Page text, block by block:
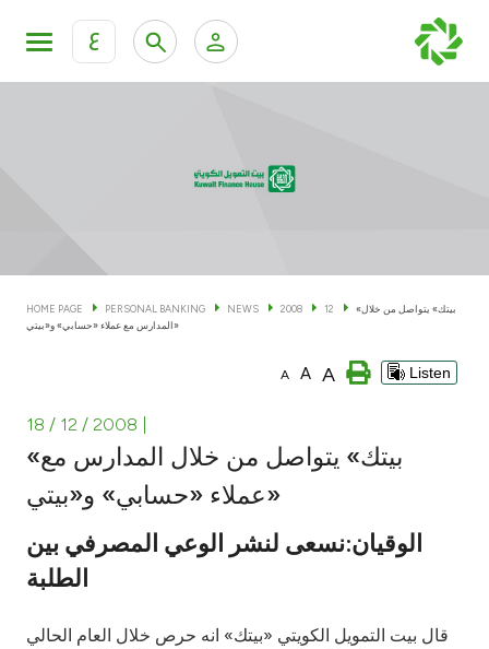
ع
KFH Online Corporate Banking Services
Cards
Banking Tiers
Investment
Tools & Services
HOME PAGE PERSONAL BANKING NEWS 2008 12
«بيتك» يتواصل من خلال
المدارس مع عملاء «حسابي» و«بيتي»
A A A Listen
18 / 12 / 2008
«بيتك» يتواصل من خلال المدارس مع
عملاء «حسابي» و«بيتي»
الوقيان:نسعى لنشر الوعي المصرفي بين
الطلبة
قال بيت التمويل الكويتي «بيتك» انه حرص خلال العام الحالي